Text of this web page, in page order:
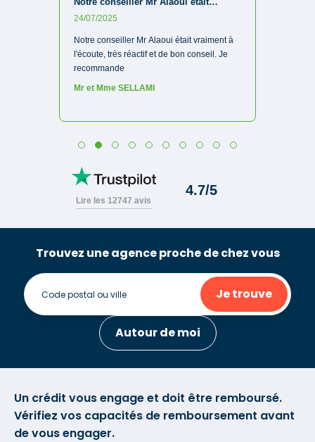
Trouvez une agence proche de chez vous
Je trouve
Autour de moi
Un crédit vous engage et doit être remboursé.
Vérifiez vos capacités de remboursement avant
de vous engager.